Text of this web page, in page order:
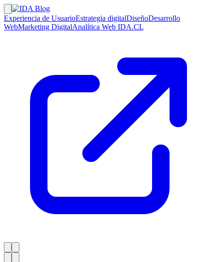
Experiencia de UsuarioEstrategia digitalDiseñoDesarrollo
WebMarketing DigitalAnalítica Web IDA.CL